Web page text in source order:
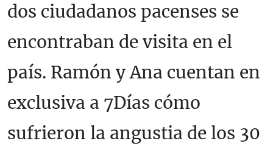
dos ciudadanos pacenses se
encontraban de visita en el
país. Ramón y Ana cuentan en
exclusiva a 7Días cómo
sufrieron la angustia de los 30